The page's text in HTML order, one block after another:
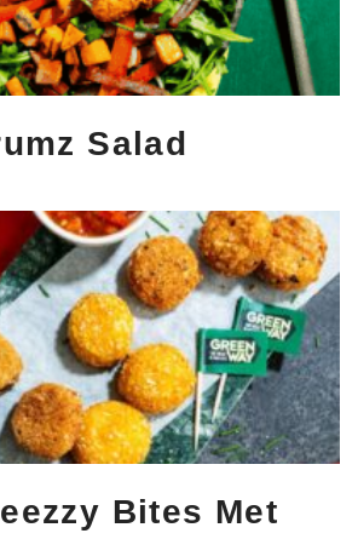
Salad
Bites Met